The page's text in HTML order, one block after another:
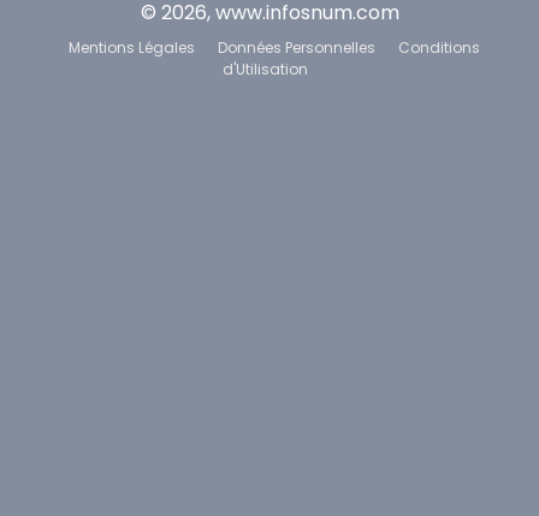
© 2026, www.infosnum.com
Mentions Légales Données Personnelles
Conditions
d'Utilisation